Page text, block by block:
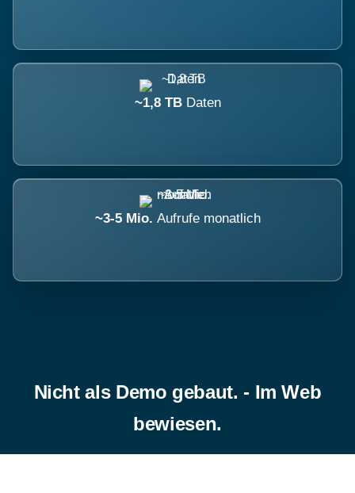
~1,8 TB Daten
~3-5 Mio. Aufrufe monatlich
Nicht als Demo gebaut. - Im Web
bewiesen.